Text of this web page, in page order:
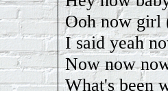
Ooh now girl
I said yeah
Now now
What's been